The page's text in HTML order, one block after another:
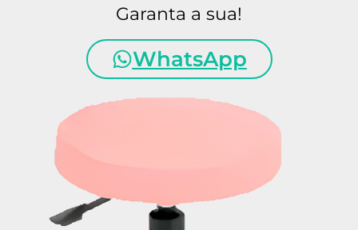
Garanta a sua!
WhatsApp